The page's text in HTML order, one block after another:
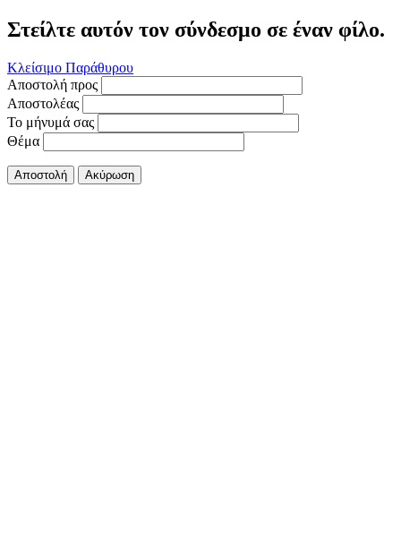
Στείλτε αυτόν τον σύνδεσμο σε έναν φίλο.
Κλείσιμο Παράθυρου
Αποστολή προς
Αποστολέας
Το μήνυμά σας
Θέμα
Αποστολή Ακύρωση